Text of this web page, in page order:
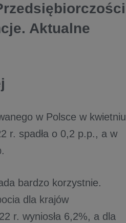
Aktualne
w Polsce w kwietniu
r. spadła o 0,2 p.p., a w
bardzo korzystnie.
dla krajów
r. wyniosła 6,2%, a dla